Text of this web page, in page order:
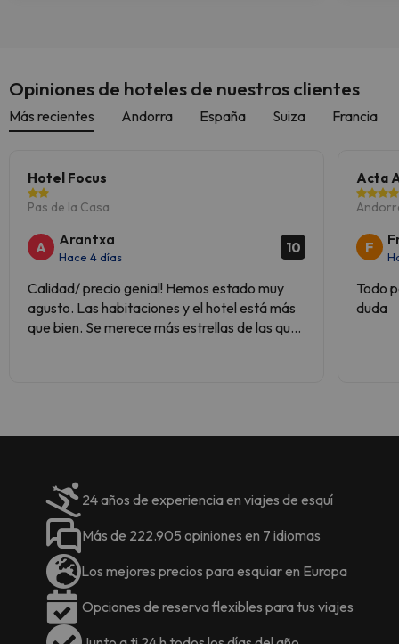
Opiniones de hoteles de nuestros clientes
Más recientes Andorra España Suiza Francia
Hotel Focus
Pas de la Casa
A Arantxa
Hace 4 días
10
Calidad/ precio genial! Hemos estado muy
agusto. Las habitaciones y el hotel está más
que bien. Se merece más estrellas de las que
Acta
F
Todo
duda
24 años de experiencia en viajes de esquí
Más de 222.905 opiniones en 7 idiomas
Los mejores precios para esquiar en Europa
Opciones de reserva flexibles para tus viajes